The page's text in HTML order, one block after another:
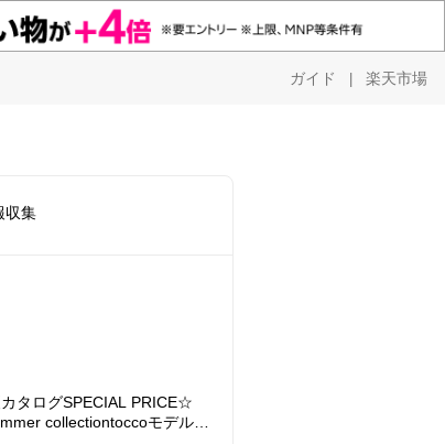
ガイド | 楽天市場
収集
タログSPECIAL PRICE☆
collectiontoccoモデルは